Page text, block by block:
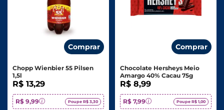
Comprar
Chopp Wienbier 55 Pilsen
1,5l
R$ 13,29
R$ 9,99 Poupe R$ 3,30
Comprar
Chocolate Hersheys Meio
Amargo 40% Cacau 75g
R$ 8,99
R$ 7,99 Poupe R$ 1,00